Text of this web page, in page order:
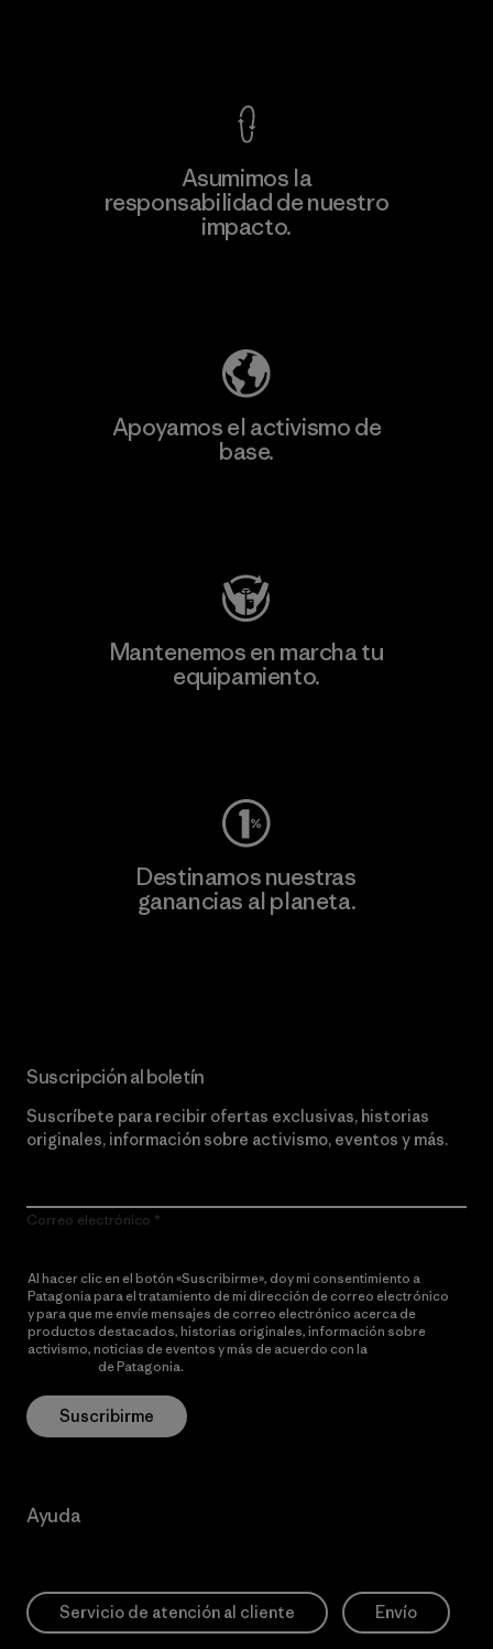
información
Asumimos la
responsabilidad de nuestro
impacto.
Apoyamos el activismo de
base.
Mantenemos en marcha tu
equipamiento.
Destinamos nuestras
ganancias al planeta.
Suscripción al boletín
Suscríbete para recibir ofertas exclusivas, historias
originales, información sobre activismo, eventos y más.
Correo electrónico
Al hacer clic en el botón «Suscribirme», doy mi consentimiento a
Patagonia para el tratamiento de mi dirección de correo electrónico
y para que me envíe mensajes de correo electrónico acerca de
productos destacados, historias originales, información sobre
activismo, noticias de eventos y más de acuerdo con la
de Patagonia.
Suscribirme
Ayuda
Servicio de atención al cliente Envío